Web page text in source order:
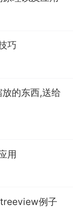
巧
的东西,送给
用
例子